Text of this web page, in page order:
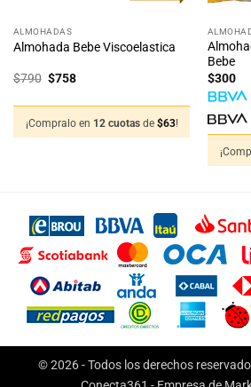
ALMOHADAS
Almohada Bebe Viscoelastica
$790 El
precio
era:
$790.
$758El
es:
$758.
¡Compralo en 12 cuotas de $63!
Bebe
$300
© 2026 - Todos los derechos